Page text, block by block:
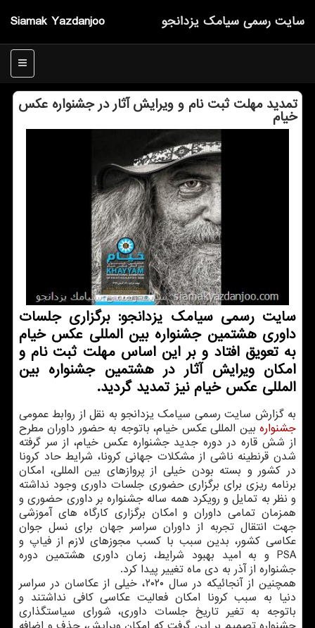
Siamak Yazdanjoo سایت رسمی سیامك یزدانجو
منو
تمدید مهلت ثبت نام و ویرایش آثار در جشنواره عكس
خیام
سایت رسمی سیامك یزدانجو: برگزاری جلسات
داوری هشتمین جشنواره بین المللی عكس خیام
به تعویق افتاد و بر این اساس مهلت ثبت نام و
امكان ویرایش آثار در هشتمین جشنواره بین
المللی عكس خیام نیز تمدید گردید.
به گزارش سایت رسمی سیامک یزدانجو به نقل از روابط عمومی
جشنواره بین المللی عکس خیام، باتوجه به حضور داوران مطرح
از شش قاره در دوره جدید جشنواره عکس خیام، از سر گرفته
شدن قرنطینه ناشی از مشکلات جهانی کرونا، شرایط حاد کرونا
در کشور و بسته بودن خیلی از پروازهای بین المللی، امکان
برنامه ریزی برای برگزاری حضوری جلسات داوری وجود نداشته
و نظر به تمایل و رویکرد همه ساله جشنواره بر داوری حضوری و
همزمان تمامی داوران و امکان برگزاری کارگاه های آموزشی
جهت انتقال تجربه از داوران سراسر جهان برای نسل جوان
عکاسی کشور، بدین سبب با کسب مجوزهای لازم از فیاپ و
PSA و به امید بهبود شرایط، زمان داوری هشتمین دوره
جشنواره از آذر به دی ماه تغییر پیدا کرد.
همچنین از آنجائیکه در سال ۲۰۲۰، خیلی از عکاسان در سراسر
دنیا به سبب کرونا امکان فعالیت عکاسی کافی نداشتند و
باتوجه به تغیر تاریخ جلسات داوری، شورای سیاستگذاری